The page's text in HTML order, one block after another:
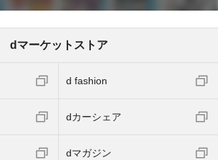
dマーケットストア
d fashion
dカーシェア
dマガジン